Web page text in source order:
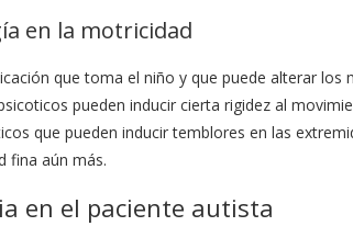
en la motricidad
que toma el niño y que puede alterar los
pueden inducir cierta rigidez al
que pueden inducir temblores en las
fina aún más.
en el paciente autista